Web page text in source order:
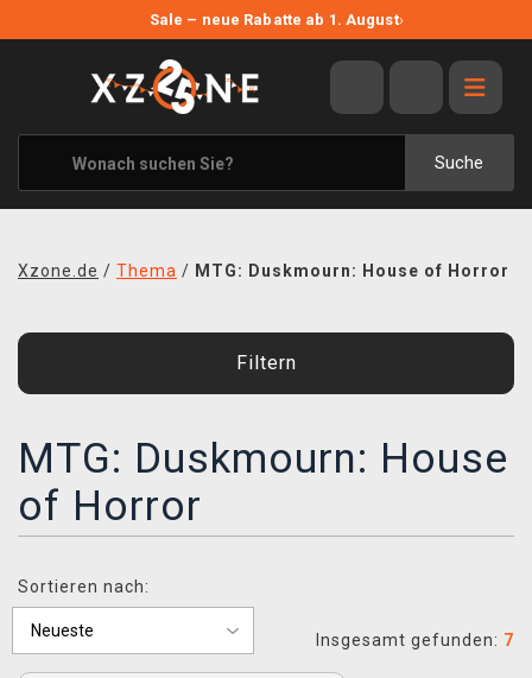
Sale – neue Rabatte ab 1. August›
Suche
ANGEBOTE
ALLE MARKEN
XZONE ORIGINALS
KLEIDUNG & ACCESSOIRES
BLOG
KONTAKT
VERSAND
Xzone.de / Thema / MTG: Duskmourn: House of Horror
Filtern
MTG: Duskmourn: House
of Horror
Sortieren nach:
Insgesamt gefunden: 7